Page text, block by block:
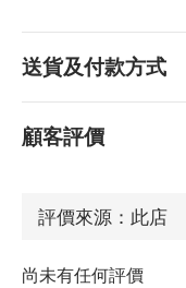
送貨及付款方式
顧客評價
尚未有任何評價